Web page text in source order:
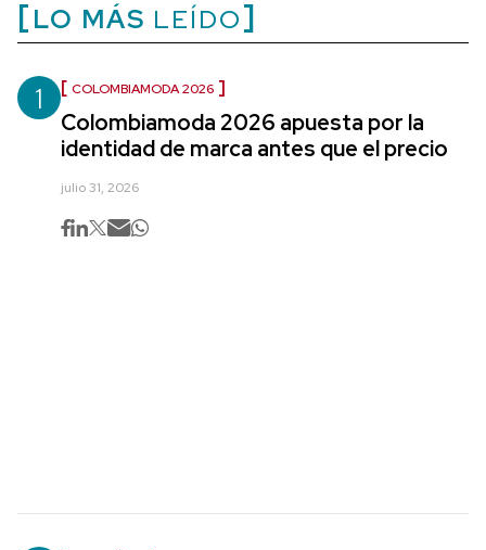
LO MÁS LEÍDO
1 COLOMBIAMODA 2026
Colombiamoda 2026 apuesta por la
identidad de marca antes que el precio
julio 31, 2026